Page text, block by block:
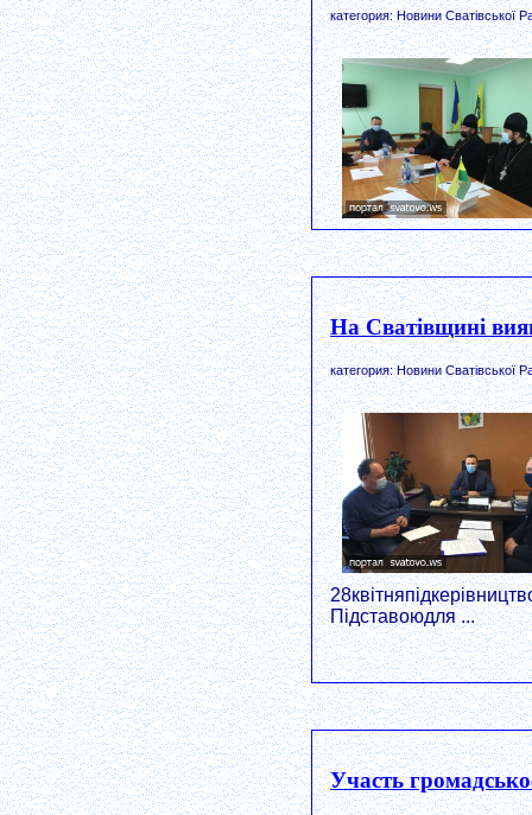
категория: Новини Сватівської
На Сватівщині
категория: Новини Сватівської
Підставоюдля ...
Участь